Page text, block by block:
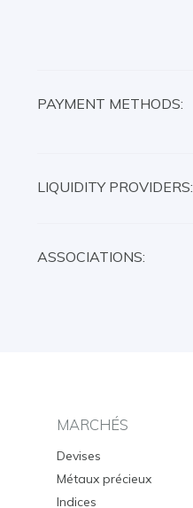
PAYMENT METHODS:
LIQUIDITY PROVIDERS:
ASSOCIATIONS:
MARCHÉS
Devises
Métaux précieux
Indices